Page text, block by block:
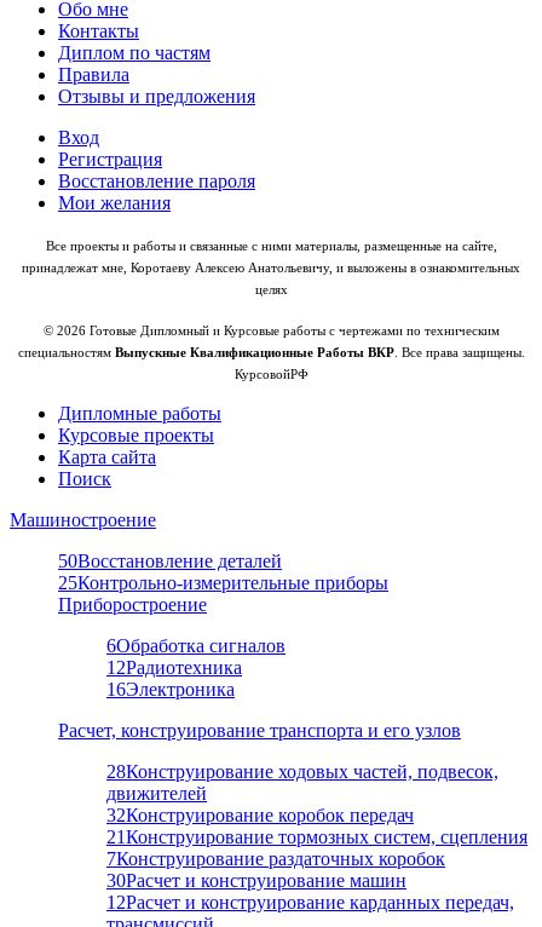
Обо мне
Контакты
Диплом по частям
Правила
Отзывы и предложения
Вход
Регистрация
Восстановление пароля
Мои желания
Все проекты и работы и связанные с ними материалы, размещенные на сайте,
принадлежат мне, Коротаеву Алексею Анатольевичу, и выложены в ознакомительных
целях
© 2026 Готовые Дипломный и Курсовые работы с чертежами по техническим
специальностям Выпускные Квалификационные Работы ВКР. Все права защищены.
КурсовойРФ
Дипломные работы
Курсовые проекты
Карта сайта
Поиск
Машиностроение
50Восстановление деталей
25Контрольно-измерительные приборы
Приборостроение
6Обработка сигналов
12Радиотехника
16Электроника
Расчет, конструирование транспорта и его узлов
28Конструирование ходовых частей, подвесок,
движителей
32Конструирование коробок передач
21Конструирование тормозных систем, сцепления
7Конструирование раздаточных коробок
30Расчет и конструирование машин
12Расчет и конструирование карданных передач,